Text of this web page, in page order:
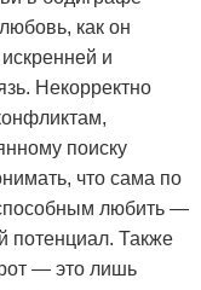
как он
и
Некорректно
поиску
что сама по
любить —
потенциал. Также
— это лишь